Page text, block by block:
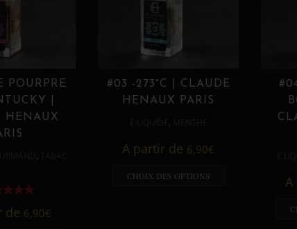
POURPRE
|
HENAUX
,
de 6,90€
#03 -273°C | CLAUDE
HENAUX PARIS
,
A partir de 6,90€
CHOIX DES OPTIONS A